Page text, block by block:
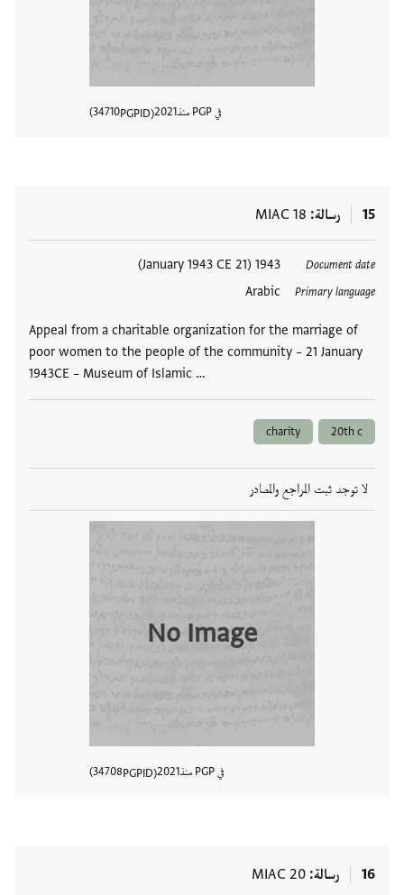
في PGP منذ 2021
PGPID
34710
15 رسالة MIAC 18
Document date
1943 (21 January 1943 CE)
Primary language
Arabic
Appeal from a charitable organization for the marriage of
poor women to the people of the community – 21 January
1943CE – Museum of Islamic …
العلامات
20th c
charity
لا توجد ثبت المراجع والمصادر
No Image
في PGP منذ 2021
PGPID
34708
16 رسالة MIAC 20